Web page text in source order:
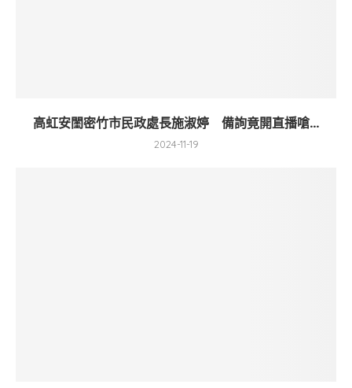
高虹安閨密竹市民政處長施淑婷 備詢竟開直播嗆...
2024-11-19